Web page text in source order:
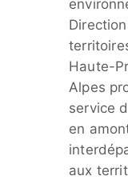
Haute-
Alpes
service
en
aux